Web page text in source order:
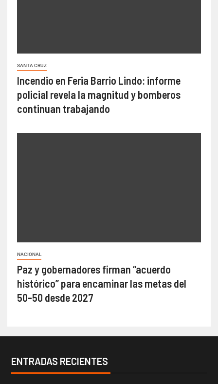
SANTA CRUZ
Incendio en Feria Barrio Lindo: informe
policial revela la magnitud y bomberos
continuan trabajando
NACIONAL
Paz y gobernadores firman “acuerdo
histórico” para encaminar las metas del
50-50 desde 2027
ENTRADAS RECIENTES